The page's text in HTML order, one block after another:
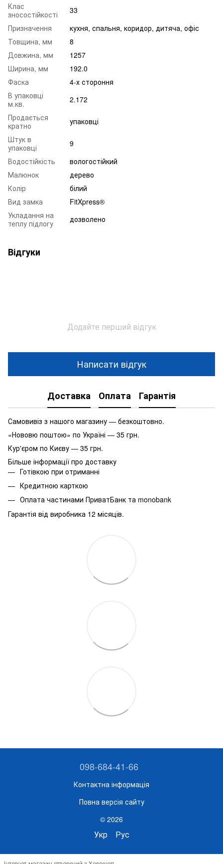
Клас
зносостійкості
33
Призначення
кухня, спальня, коридор, дитяча, офіс
Товщина, мм
8
Довжина, мм
1257
Ширина, мм
192.0
Фаска
4-х стороння
В упаковці
м.кв.
2.172
Продається
кратно
упаковці
Штук в
упаковці
9
Водостійкість
вологостійкий
Малюнок
дерево
Колір
білий
Вид замка
FitXpress®
Укладання на
теплу підлогу
дозволено
Відгуки
Додайте перший відгук
Написати відгук
Доставка Оплата Гарантія
Самовивіз з нашого магазину — безкоштовно.
«Нововю поштою» по Україні — 35 грн.
Кур'єром по Києву — 35 грн.
Більше інформації про доставку
Готівкою при отриманні
Кредитною карткою
Оплата частинами ПриватБанк та monobank
Гарантія від виробника 12 місяців.
098-684-41-66
Контактна інформація
Повна версія сайту
© 2026
Укр Рус